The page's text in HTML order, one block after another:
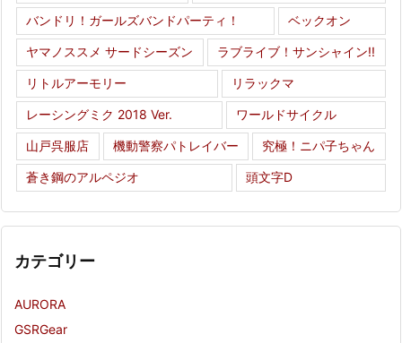
バンドリ！ガールズバンドパーティ！ ベックオン
ヤマノススメ サードシーズン ラブライブ！サンシャイン!!
リトルアーモリー リラックマ
レーシングミク 2018 Ver. ワールドサイクル
山戸呉服店 機動警察パトレイバー 究極！ニパ子ちゃん
蒼き鋼のアルペジオ 頭文字D
カテゴリー
AURORA
GSRGear